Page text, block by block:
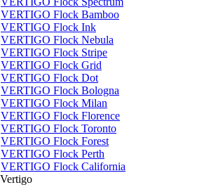
VERTIGO Flock Bamboo
VERTIGO Flock Ink
VERTIGO Flock Nebula
VERTIGO Flock Stripe
VERTIGO Flock Grid
VERTIGO Flock Dot
VERTIGO Flock Bologna
VERTIGO Flock Milan
VERTIGO Flock Florence
VERTIGO Flock Toronto
VERTIGO Flock Forest
VERTIGO Flock Perth
VERTIGO Flock California